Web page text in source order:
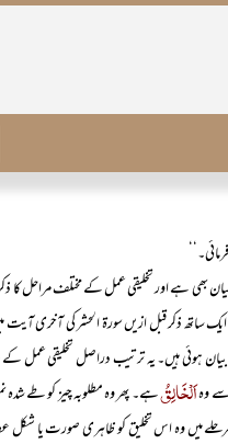
بھی ہے اور تخلیقی عمل کے مختلف مراحل کا ذکر
ساتھ ذکر قبل ازیں سورۃ الحشر کی آخری
ہوئی ہیں۔ یہ ترتیب دراصل تخلیقی عمل کے
سے وہاَلْخَالِقُہے۔ پھر وہ مطلوبہ چیز کو طے
میں وہ اس تخلیق کو ظاہری صورت یا شکل